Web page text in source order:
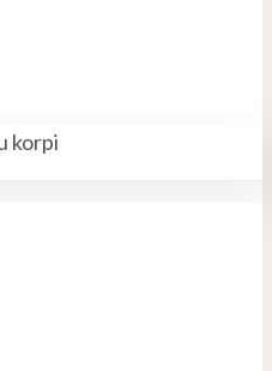
korpi